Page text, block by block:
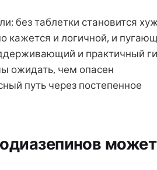
без таблетки становится
кажется и логичной, и
и практичный
ожидать, чем опасен
путь через постепенное
может